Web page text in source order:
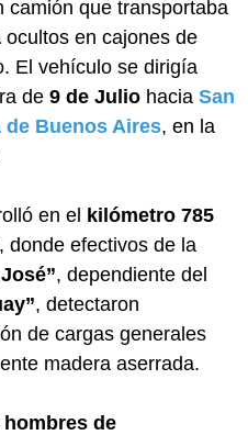
camión que transportaba
ocultos en cajones de
El vehículo se dirigía
de 9 de Julio hacia San
Buenos Aires, en la
en el kilómetro 785
, donde efectivos de la
, dependiente del
, detectaron
de cargas generales
madera aserrada.
de